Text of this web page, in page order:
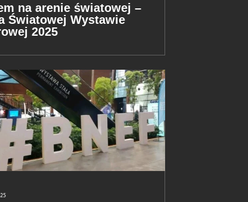
na arenie światowej –
Światowej Wystawie
2025